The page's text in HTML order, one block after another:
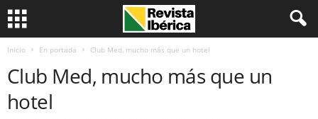
Inicio En portada Club Med, mucho más que un hotel
Club Med, mucho más que un
hotel